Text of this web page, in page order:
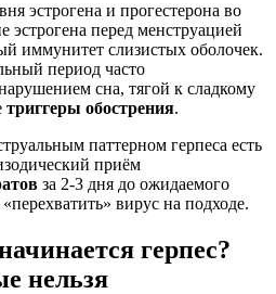
эстрогена и прогестерона во
эстрогена перед менструацией
иммунитет слизистых оболочек.
период часто
сна, тягой к сладкому
триггеры обострения.
паттерном герпеса есть
приём
за 2-3 дня до ожидаемого
вирус на подходе.
герпес?
нельзя